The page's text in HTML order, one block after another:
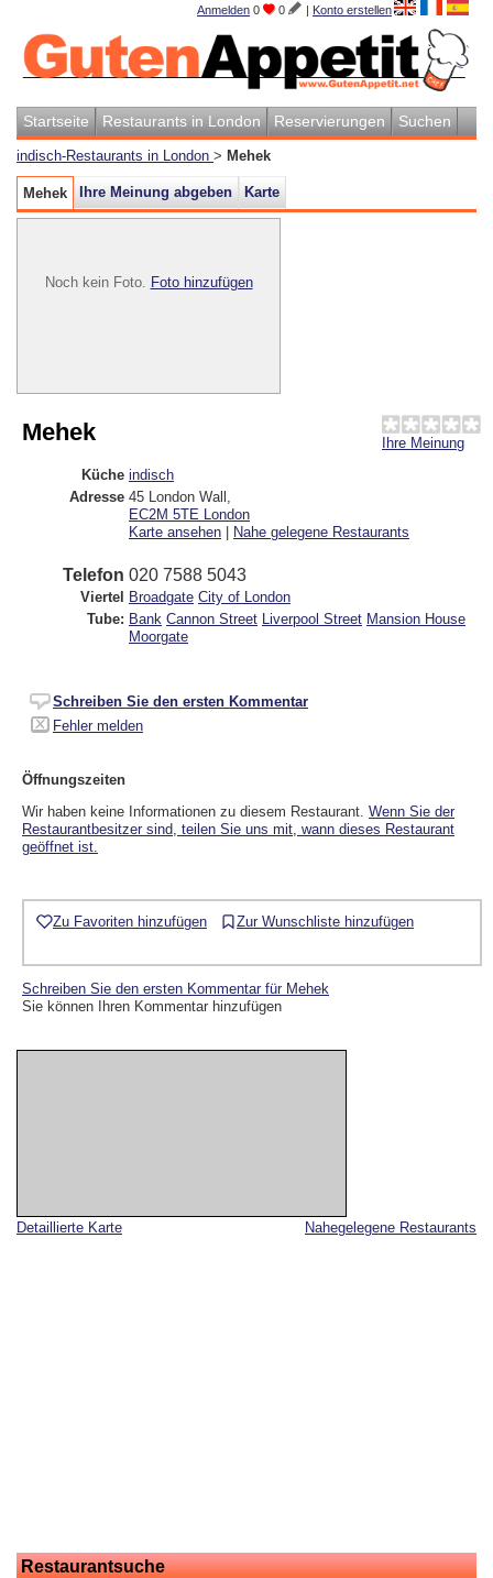
Anmelden 0 0 | Konto erstellen
Startseite Restaurants in London Reservierungen Suchen
indisch-Restaurants in London > Mehek
Mehek Ihre Meinung abgeben Karte
Noch kein Foto. Foto hinzufügen
Nahegelegene Restaurants
Detaillierte Karte
Restaurantsuche
Ihre Meinung
Mehek
Küche indisch
Adresse 45 London Wall
EC2M 5TE London
Karte ansehen | Nahe gelegene Restaurants
Telefon 020 7588 5043
Viertel Broadgate City of London
Tube: Bank Cannon Street Liverpool Street Mansion House
Moorgate
Schreiben Sie den ersten Kommentar
Fehler melden
Öffnungszeiten
Wir haben keine Informationen zu diesem Restaurant. Wenn Sie der
Restaurantbesitzer sind, teilen Sie uns mit, wann dieses Restaurant
geöffnet ist.
Zu Favoriten hinzufügen Zur Wunschliste hinzufügen
Schreiben Sie den ersten Kommentar für Mehek
Sie können Ihren Kommentar hinzufügen